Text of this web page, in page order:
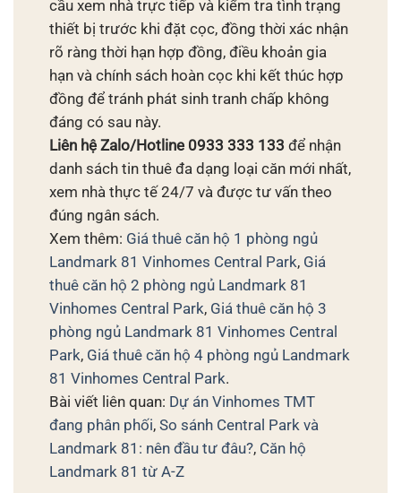
cầu xem nhà trực tiếp và kiểm tra tình trạng
thiết bị trước khi đặt cọc, đồng thời xác nhận
rõ ràng thời hạn hợp đồng, điều khoản gia
hạn và chính sách hoàn cọc khi kết thúc hợp
đồng để tránh phát sinh tranh chấp không
đáng có sau này.
Liên hệ Zalo/Hotline 0933 333 133 để nhận
danh sách tin thuê đa dạng loại căn mới nhất,
xem nhà thực tế 24/7 và được tư vấn theo
đúng ngân sách.
Xem thêm: Giá thuê căn hộ 1 phòng ngủ
Landmark 81 Vinhomes Central Park, Giá
thuê căn hộ 2 phòng ngủ Landmark 81
Vinhomes Central Park, Giá thuê căn hộ 3
phòng ngủ Landmark 81 Vinhomes Central
Park, Giá thuê căn hộ 4 phòng ngủ Landmark
81 Vinhomes Central Park.
Bài viết liên quan: Dự án Vinhomes TMT
đang phân phối, So sánh Central Park và
Landmark 81: nên đầu tư đâu?, Căn hộ
Landmark 81 từ A-Z